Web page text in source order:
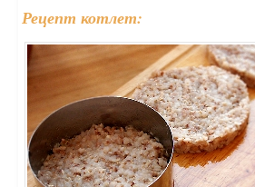
Рецепт котлет: